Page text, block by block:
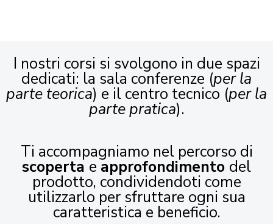
I nostri corsi si svolgono in due spazi
dedicati: la sala conferenze (per la
parte teorica) e il centro tecnico (per la
parte pratica).
Ti accompagniamo nel percorso di
scoperta e approfondimento del
prodotto, condividendoti come
utilizzarlo per sfruttare ogni sua
caratteristica e beneficio.